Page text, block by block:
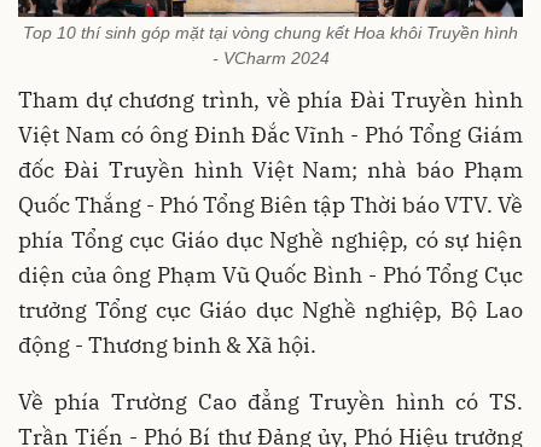
Top 10 thí sinh góp mặt tại vòng chung kết Hoa khôi Truyền hình
- VCharm 2024
Tham dự chương trình, về phía Đài Truyền hình
Việt Nam có ông Đinh Đắc Vĩnh - Phó Tổng Giám
đốc Đài Truyền hình Việt Nam; nhà báo Phạm
Quốc Thắng - Phó Tổng Biên tập Thời báo VTV. Về
phía Tổng cục Giáo dục Nghề nghiệp, có sự hiện
diện của ông Phạm Vũ Quốc Bình - Phó Tổng Cục
trưởng Tổng cục Giáo dục Nghề nghiệp, Bộ Lao
động - Thương binh & Xã hội.
Về phía Trường Cao đẳng Truyền hình có TS.
Trần Tiến - Phó Bí thư Đảng ủy, Phó Hiệu trưởng